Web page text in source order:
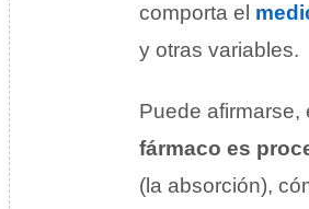
comporta el
y otras variables.
Puede afirmarse,
fármaco es
(la absorción),